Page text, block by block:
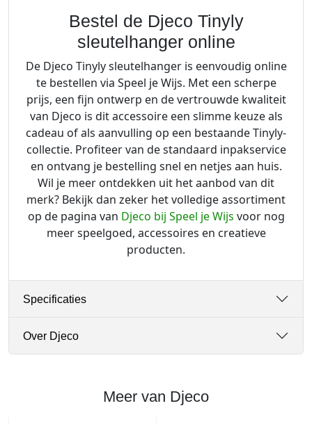
Bestel de Djeco Tinyly
sleutelhanger online
De Djeco Tinyly sleutelhanger is eenvoudig online
te bestellen via Speel je Wijs. Met een scherpe
prijs, een fijn ontwerp en de vertrouwde kwaliteit
van Djeco is dit accessoire een slimme keuze als
cadeau of als aanvulling op een bestaande Tinyly-
collectie. Profiteer van de standaard inpakservice
en ontvang je bestelling snel en netjes aan huis.
Wil je meer ontdekken uit het aanbod van dit
merk? Bekijk dan zeker het volledige assortiment
op de pagina van Djeco bij Speel je Wijs voor nog
meer speelgoed, accessoires en creatieve
producten.
Specificaties
Over Djeco
Meer van Djeco